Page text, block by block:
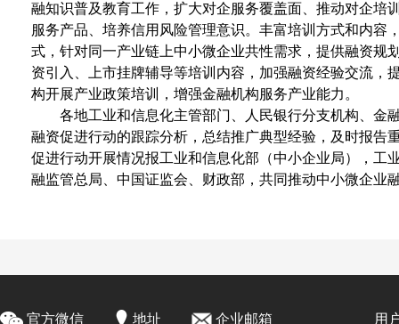
融知识普及教育工作，扩大对企服务覆盖面、推动对企培
服务产品、培养信用风险管理意识。丰富培训方式和内容
式，针对同一产业链上中小微企业共性需求，提供融资规
资引入、上市挂牌辅导等培训内容，加强融资经验交流，
构开展产业政策培训，增强金融机构服务产业能力。
各地工业和信息化主管部门、人民银行分支机构、金
融资促进行动的跟踪分析，总结推广典型经验，及时报告
促进行动开展情况报工业和信息化部（中小企业局），工
融监管总局、中国证监会、财政部，共同推动中小微企业
官方微信 地址 企业邮箱 用